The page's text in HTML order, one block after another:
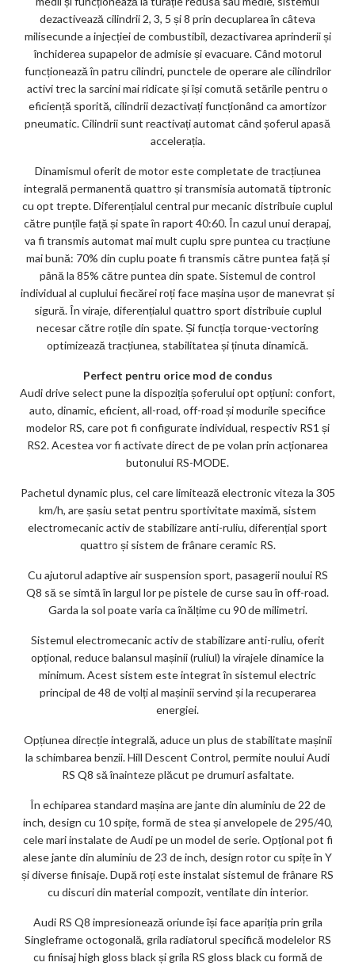
dezactivează cilindrii 2, 3, 5 și 8 prin decuplarea în câteva
milisecunde a injecției de combustibil, dezactivarea aprinderii și
închiderea supapelor de admisie și evacuare. Când motorul
funcționează în patru cilindri, punctele de operare ale cilindrilor
activi trec la sarcini mai ridicate și își comută setările pentru o
eficiență sporită, cilindrii dezactivați funcționând ca amortizor
pneumatic. Cilindrii sunt reactivați automat când șoferul apasă
accelerația.
Dinamismul oferit de motor este completate de tracțiunea
integrală permanentă quattro și transmisia automată tiptronic
cu opt trepte. Diferențialul central pur mecanic distribuie cuplul
către punțile față și spate în raport 40:60. În cazul unui derapaj,
va fi transmis automat mai mult cuplu spre puntea cu tracțiune
mai bună: 70% din cuplu poate fi transmis către puntea față și
până la 85% către puntea din spate. Sistemul de control
individual al cuplului fiecărei roți face mașina ușor de manevrat și
sigură. În viraje, diferențialul quattro sport distribuie cuplul
necesar către roțile din spate. Și funcția torque-vectoring
optimizează tracțiunea, stabilitatea și ținuta dinamică.
Perfect pentru orice mod de condus
Audi drive select pune la dispoziția șoferului opt opțiuni: confort,
auto, dinamic, eficient, all-road, off-road și modurile specifice
modelor RS, care pot fi configurate individual, respectiv RS1 și
RS2. Acestea vor fi activate direct de pe volan prin acționarea
butonului RS-MODE.
Pachetul dynamic plus, cel care limitează electronic viteza la 305
km/h, are șasiu setat pentru sportivitate maximă, sistem
electromecanic activ de stabilizare anti-ruliu, diferențial sport
quattro și sistem de frânare ceramic RS.
Cu ajutorul adaptive air suspension sport, pasagerii noului RS
Q8 să se simtă în largul lor pe pistele de curse sau în off-road.
Garda la sol poate varia ca înălțime cu 90 de milimetri.
Sistemul electromecanic activ de stabilizare anti-ruliu, oferit
opțional, reduce balansul mașinii (ruliul) la virajele dinamice la
minimum. Acest sistem este integrat în sistemul electric
principal de 48 de volți al mașinii servind și la recuperarea
energiei.
Opțiunea direcție integrală, aduce un plus de stabilitate mașinii
la schimbarea benzii. Hill Descent Control, permite noului Audi
RS Q8 să înainteze plăcut pe drumuri asfaltate.
În echiparea standard mașina are jante din aluminiu de 22 de
inch, design cu 10 spițe, formă de stea și anvelopele de 295/40,
cele mari instalate de Audi pe un model de serie. Opțional pot fi
alese jante din aluminiu de 23 de inch, design rotor cu spițe în Y
și diverse finisaje. După roți este instalat sistemul de frânare RS
cu discuri din material compozit, ventilate din interior.
Audi RS Q8 impresionează oriunde își face apariția prin grila
Singleframe octogonală, grila radiatorul specifică modelelor RS
cu finisaj high gloss black și grila RS gloss black cu formă de